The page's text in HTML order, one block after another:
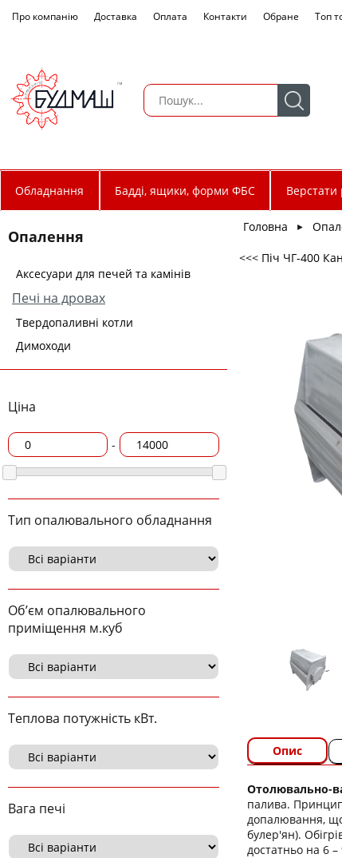
Про компанію Доставка Оплата Контакти Обране Топ
Обладнання Бадді, ящики, форми ФБС Верстати
Опалення
Аксесуари для печей та камінів
Печі на дровах
Твердопаливні котли
Димоходи
Ціна
-
Тип опалювального обладнання
Об’єм опалювального
приміщення м.куб
Теплова потужність кВт.
Вага печі
Головна ►
<<< Піч ЧГ-400
Опис
Отолювально-
палива. Принцип
допалювання,
булер'ян).
достатньо на 6